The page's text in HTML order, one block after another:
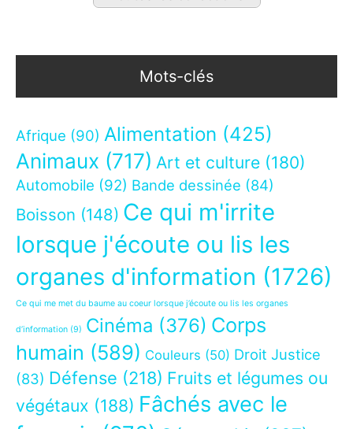
Mots-clés
Afrique (90) Alimentation (425)
Animaux (717) Art et culture (180)
Automobile (92) Bande dessinée (84)
Boisson (148) Ce qui m'irrite
lorsque j'écoute ou lis les
organes d'information (1726)
Ce qui me met du baume au coeur lorsque j’écoute ou lis les organes
d’information (9) Cinéma (376) Corps
humain (589) Couleurs (50) Droit Justice
(83) Défense (218) Fruits et légumes ou
végétaux (188) Fâchés avec le